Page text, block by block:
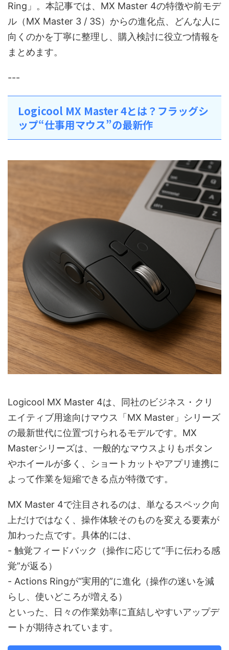
Ring」。本記事では、MX Master 4の特徴や前モデ
ル（MX Master 3 / 3S）からの進化点、どんな人に
向くのかを丁寧に整理し、購入検討に役立つ情報を
まとめます。
---
Logicool MX Master 4とは？フラッグシ
ップ“仕事用マウス”の最新作
Logicool MX Master 4は、同社のビジネス・クリ
エイティブ用途向けマウス「MX Master」シリーズ
の最新世代に位置づけられるモデルです。MX
Masterシリーズは、一般的なマウスよりもボタン
やホイールが多く、ショートカットやアプリ連携に
よって作業を短縮できる点が特徴です。
MX Master 4で注目されるのは、単なるスペック向
上だけではなく、操作体験そのものを変える要素が
加わった点です。具体的には、
- 触覚フィードバック（操作に応じて“手に伝わる感
覚”が返る）
- Actions Ringが“実用的”に進化（操作の迷いを減
らし、使いどころが増える）
といった、日々の作業効率に直結しやすいアップデ
ートが期待されています。